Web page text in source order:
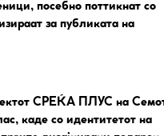
посебно поттикнат со
за публиката на
СРЕЌА ПЛУС на
каде со идентитетот на